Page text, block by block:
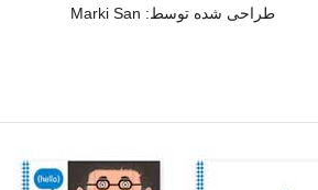
طراحی شده توسط: Marki San